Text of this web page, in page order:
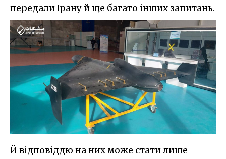
передали Ірану й ще багато інших запитань.
Й відповіддю на них може стати лише